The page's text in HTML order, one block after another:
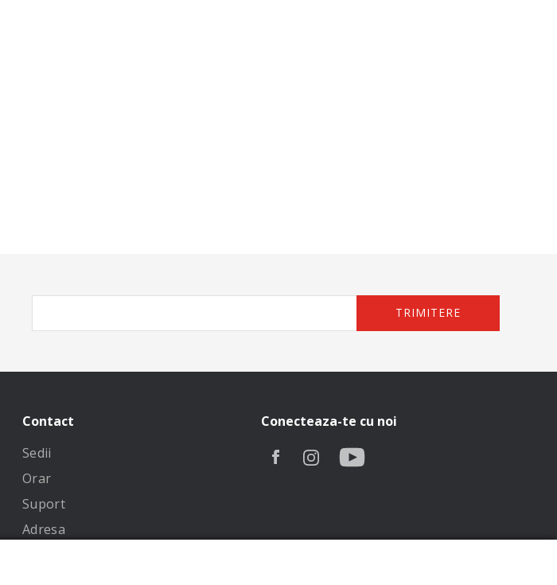
TRIMITERE
Contact
Sedii
Orar
Suport
Adresa
Conecteaza-te cu noi